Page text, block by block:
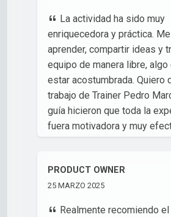
La actividad ha sido muy
enriquecedora y práctica.
aprender, compartir ideas y
equipo de manera libre, algo
estar acostumbrada. Quiero
trabajo de Trainer Pedro
guía hicieron que toda la
fuera motivadora y muy
Laura,
PRODUCT OWNER
25 MARZO 2025
Realmente recomiendo